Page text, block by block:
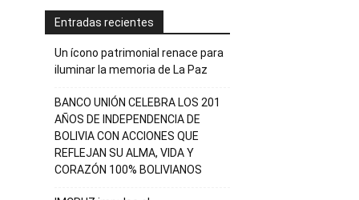
Entradas recientes
Un ícono patrimonial renace para
iluminar la memoria de La Paz
BANCO UNIÓN CELEBRA LOS 201
AÑOS DE INDEPENDENCIA DE
BOLIVIA CON ACCIONES QUE
REFLEJAN SU ALMA, VIDA Y
CORAZÓN 100% BOLIVIANOS